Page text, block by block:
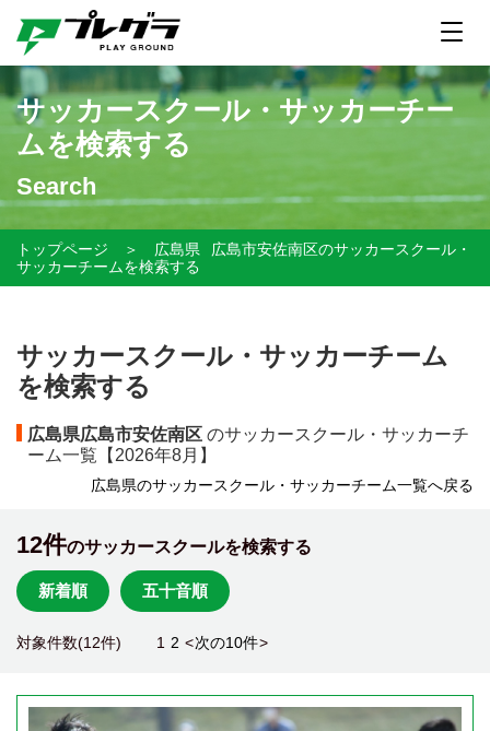
サッカースクール・サッカーチー
ムを検索する
Search
トップページ ＞ 広島県
広島市安佐南区のサッカースクール・
サッカーチームを検索する
サッカースクール・サッカーチーム
を検索する
広島県広島市安佐南区 のサッカースクール・サッカーチ
ーム一覧【 2026年8月】
広島県のサッカースクール・サッカーチーム一覧へ戻る
12件のサッカースクールを検索する
新着順 五十音順
対象件数(12件) 1 2 <次の10件>